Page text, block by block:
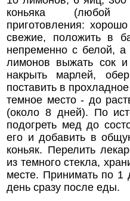
коньяка (любой
приготовления:
свежие, положить в
непременно с белой, а
лимонов выжать сок
накрыть марлей,
поставить в
темное место - до
(около 8 дней). По
подогреть мед до
его и добавить в
коньяк. Перелить
из темного стекла,
месте. Принимать по 1
день сразу после еды.